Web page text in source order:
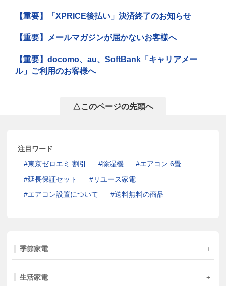
【重要】「XPRICE後払い」決済終了のお知らせ
【重要】メールマガジンが届かないお客様へ
【重要】docomo、au、SoftBank「キャリアメー
ル」ご利用のお客様へ
△このページの先頭へ
注目ワード
東京ゼロエミ 割引
除湿機
エアコン 6畳
延長保証セット
リユース家電
エアコン設置について
送料無料の商品
季節家電
生活家電